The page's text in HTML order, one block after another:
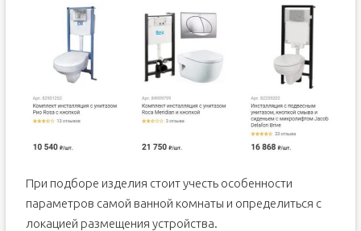
При подборе изделия стоит учесть особенности
параметров самой ванной комнаты и определиться с
локацией размещения устройства.